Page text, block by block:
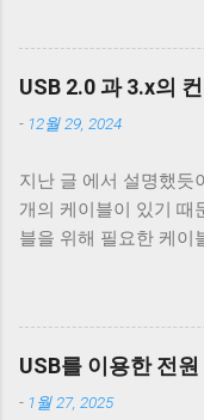
나는 얇은 금속 호일
루어져 있다. 전자는 보
후자는 편조 차폐
는 것에 효과적이고,
는 데 효과적이다.
사용하는 것이 필수적
즘은 USB 2.0 케이블
의 처음으로 이동하지
인 애플리케이션을 통
문제되지 않는다. 하
계열에서 파일과 프로
는 문제될 수 있다. 이
POSIX.1 표준이 정의
c_oflag 는 터미널이
할지에 대한 플래그다.
로 OPOST 가 꺼져있
은 문자열을 그대로 보
다. 하지만 터미널을 텍
USB 2.0 과 3.x의
- 12월 29, 2024
지난 글 에서 설명했듯
개의 케이블이 있기 때
블을 위해 필요한 케이
자세한 설명은 다음
쌓여있을 수 있는 노이
한 GND_DRAIN 케이
VCC 와 GND 는 USB
로운 5개의 선이 더 필
USB를 이용한 전
- 1월 27, 2025